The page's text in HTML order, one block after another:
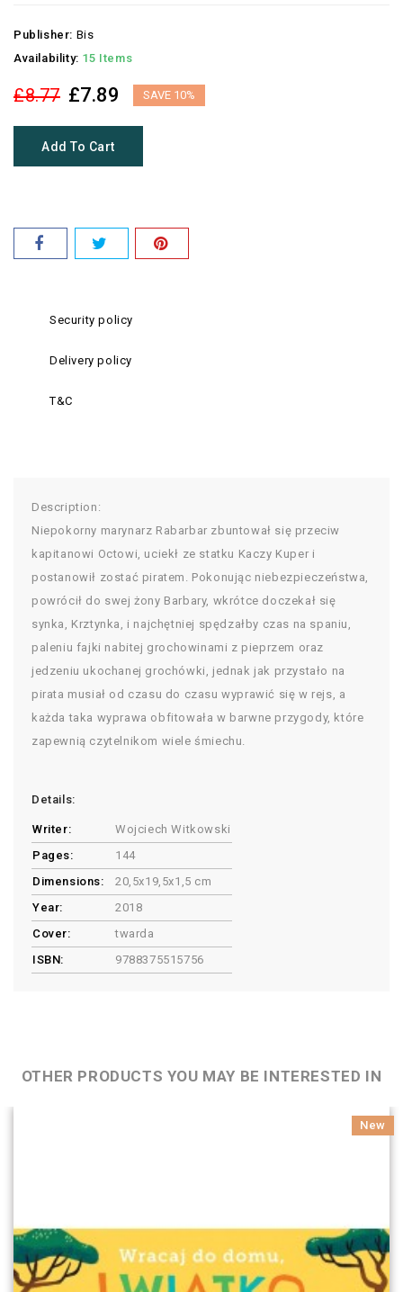
Publisher: Bis
Availability: 15 Items
£8.77 £7.89 SAVE 10%
Add To Cart
Security policy
Delivery policy
T&C
Description:
Niepokorny marynarz Rabarbar zbuntował się przeciw
kapitanowi Octowi, uciekł ze statku Kaczy Kuper i
postanowił zostać piratem. Pokonując niebezpieczeństwa,
powrócił do swej żony Barbary, wkrótce doczekał się
synka, Krztynka, i najchętniej spędzałby czas na spaniu,
paleniu fajki nabitej grochowinami z pieprzem oraz
jedzeniu ukochanej grochówki, jednak jak przystało na
pirata musiał od czasu do czasu wyprawić się w rejs, a
każda taka wyprawa obfitowała w barwne przygody, które
zapewnią czytelnikom wiele śmiechu.
Details:
Writer:
Wojciech Witkowski
Pages:
144
Dimensions:
20,5x19,5x1,5 cm
Year:
2018
Cover:
twarda
ISBN:
9788375515756
OTHER PRODUCTS YOU MAY BE INTERESTED IN
New